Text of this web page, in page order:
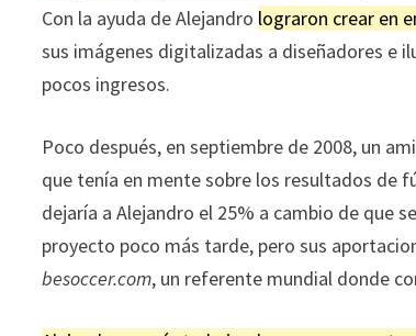
Con la ayuda de Alejandro lograron crear en
sus imágenes digitalizadas a diseñadores e
pocos ingresos.
Poco después, en septiembre de 2008, un
que tenía en mente sobre los resultados de
dejaría a Alejandro el 25% a cambio de que
proyecto poco más tarde, pero sus
besoccer.com, un referente mundial donde